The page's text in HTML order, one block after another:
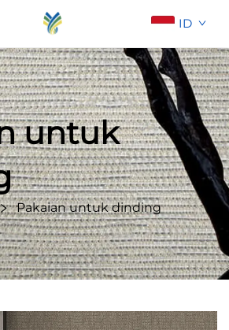
ID
untuk
Pakaian untuk dinding